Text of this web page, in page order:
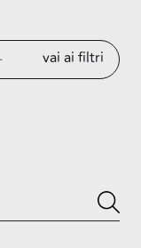
vai ai filtri